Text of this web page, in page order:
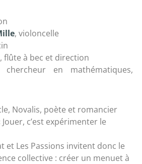
, violoncelle
, flûte à bec et direction
chercheur en mathématiques,
Novalis, poète et romancier
c’est expérimenter le
et Les Passions invitent donc le
collective : créer un menuet à